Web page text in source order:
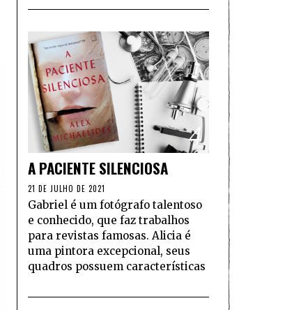
4
A PACIENTE SILENCIOSA
21 DE JULHO DE 2021
Gabriel é um fotógrafo talentoso
e conhecido, que faz trabalhos
para revistas famosas. Alicia é
uma pintora excepcional, seus
quadros possuem características